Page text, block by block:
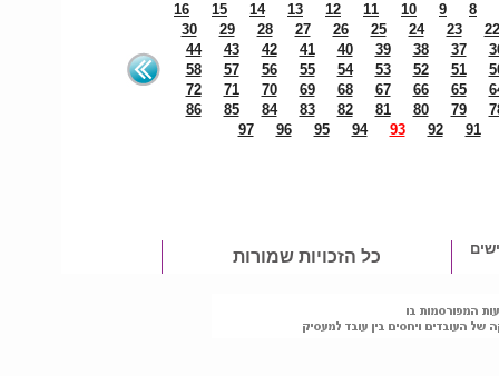
8
9
10
11
12
13
14
15
16
22
23
24
25
26
27
28
29
30
37
38
39
40
41
42
43
44
51
52
53
54
55
56
57
58
65
66
67
68
69
70
71
72
79
80
81
82
83
84
85
86
91
92
93
94
95
96
97
כל הזכויות שמורות